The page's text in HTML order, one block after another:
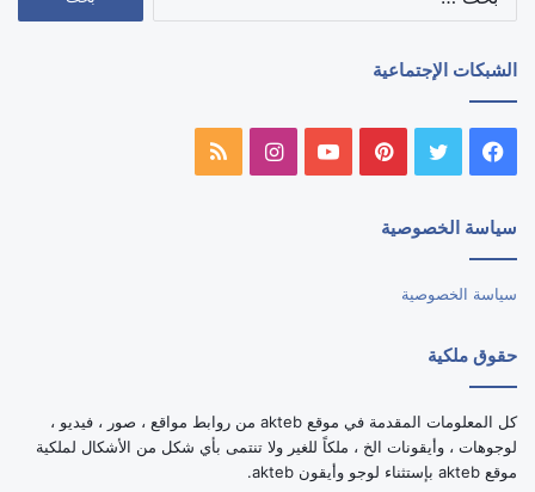
الشبكات الإجتماعية
فيسبوك تويتر بينتيريستيوتيوبانستقرامملخص
سياسة الخصوصية
سياسة الخصوصية
حقوق ملكية
كل المعلومات المقدمة في موقع akteb من روابط مواقع ، صور ، فيديو ،
لوجوهات ، وأيقونات الخ ، ملكاً للغير ولا تنتمى بأي شكل من الأشكال لملكية
موقع akteb بإستثناء لوجو وأيقون akteb.